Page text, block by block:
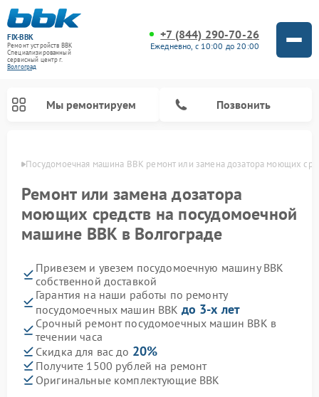
FIX-BBK
Ремонт устройств BBK
Специализированный
cервисный центр г.
Волгоград
+7 (844) 290-70-26
Ежедневно, с 10:00 до 20:00
Мы ремонтируем Позвонить
Посудомоечная машина BBK ремонт или замена дозатора моющих
Ремонт или замена дозатора
моющих средств на посудомоечной
машине BBK в Волгограде
Привезем и увезем посудомоечную машину BBK
собственной доставкой
Гарантия на наши работы по ремонту
посудомоечных машин BBK до 3-х лет
Срочный ремонт посудомоечных машин BBK в
течении часа
Скидка для вас до 20%
Получите 1500 рублей на ремонт
Оригинальные комплектующие BBK